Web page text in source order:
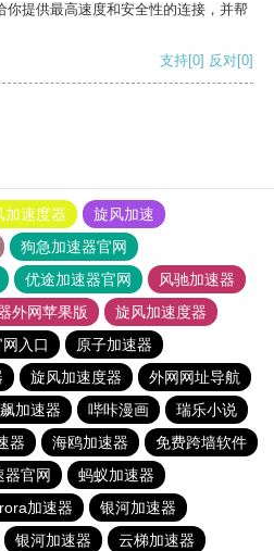
提供最高速度和安全性的连接，并帮
支持[0] 反对[0]
加速度器
旋风加速
狗急加速器官网
优途加速器官网
风驰加速器
外网苹果版
旋风加速度器
入口
原子加速器
旋风加速度器
外网网址导航
加速器 哔咔漫画
瑞乐小说
器 海鸥加速器
免费跨墙软件
器官网
蚂蚁加速器
加速器
银河加速器
银河加速器
云梯加速器